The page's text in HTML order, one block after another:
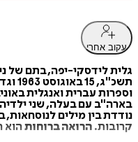
עקוב אחרי
גלית לידסקי-יפה, בתם של
וספרות עברית ואנגלית
בארה"ב עם בעלה, שני
נודדת בין מילים
קרובות. הרואה ברוחותהוא